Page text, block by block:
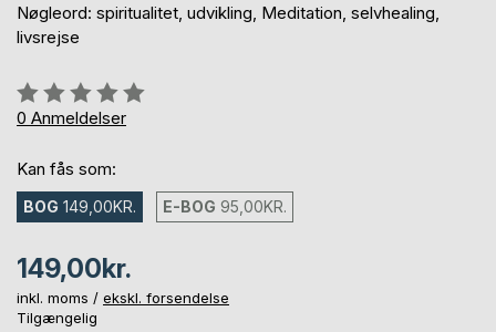
Nøgleord: spiritualitet, udvikling, Meditation, selvhealing,
livsrejse
Anmeldelse::
0%
0 Anmeldelser
Kan fås som:
BOG 149,00KR. E-BOG 95,00KR.
149,00kr.
inkl. moms / ekskl. forsendelse
Tilgængelig